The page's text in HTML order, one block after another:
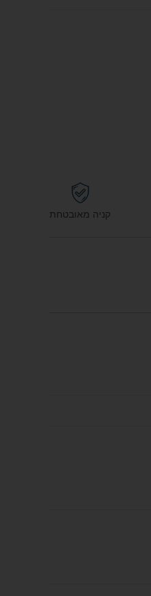
קניה מאובטחת